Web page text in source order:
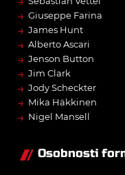
→ Giuseppe Farina
→ James Hunt
→ Alberto Ascari
→ Jenson Button
→ Jim Clark
→ Jody Scheckter
→ Mika Häkkinen
→ Nigel Mansell
Osobnosti